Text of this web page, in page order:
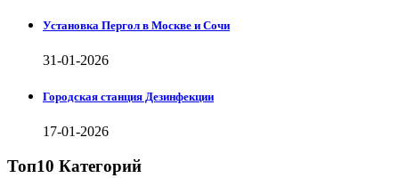
Установка Пергол в Москве и Сочи
31-01-2026
Городская станция Дезинфекции
17-01-2026
Топ10 Категорий